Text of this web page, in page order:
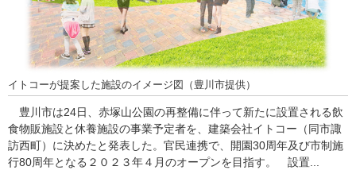
イトコーが提案した施設のイメージ図（豊川市提供）
豊川市は24日、赤塚山公園の再整備に伴って新たに設置される飲
食物販施設と休養施設の事業予定者を、建築会社イトコー（同市諏
訪西町）に決めたと発表した。官民連携で、開園30周年及び市制施
行80周年となる２０２３年４月のオープンを目指す。 設置...